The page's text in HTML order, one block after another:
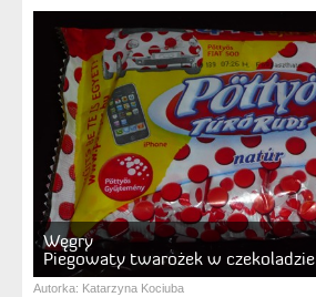
Węgry
Piegowaty twarożek w czekoladzie
Autorka: Katarzyna Kociuba